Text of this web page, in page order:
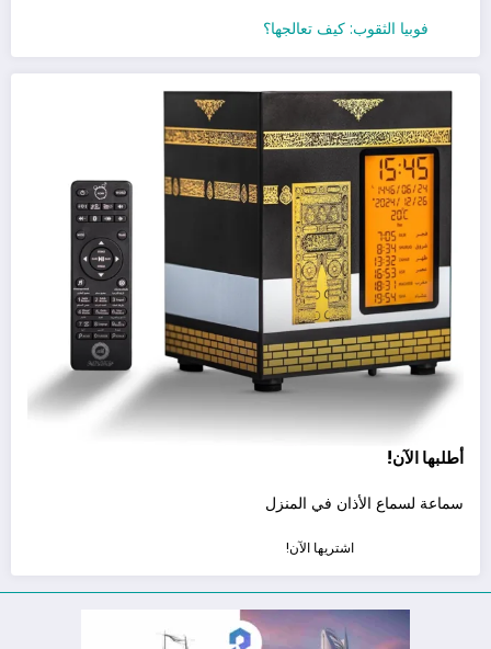
فوبيا الثقوب: كيف تعالجها؟
أطلبها الآن!
سماعة لسماع الأذان في المنزل
اشتريها الآن!